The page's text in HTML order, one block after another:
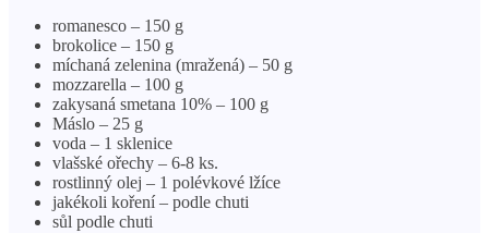
romanesco – 150 g
brokolice – 150 g
míchaná zelenina (mražená) – 50 g
mozzarella – 100 g
zakysaná smetana 10% – 100 g
Máslo – 25 g
voda – 1 sklenice
vlašské ořechy – 6-8 ks.
rostlinný olej – 1 polévkové lžíce
jakékoli koření – podle chuti
sůl podle chuti